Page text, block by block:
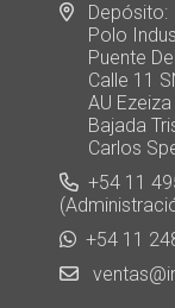
Depósito:
Polo
Puente Del
Calle 11
AU Ezeiza
Bajada
Carlos
+54 11
+54 11